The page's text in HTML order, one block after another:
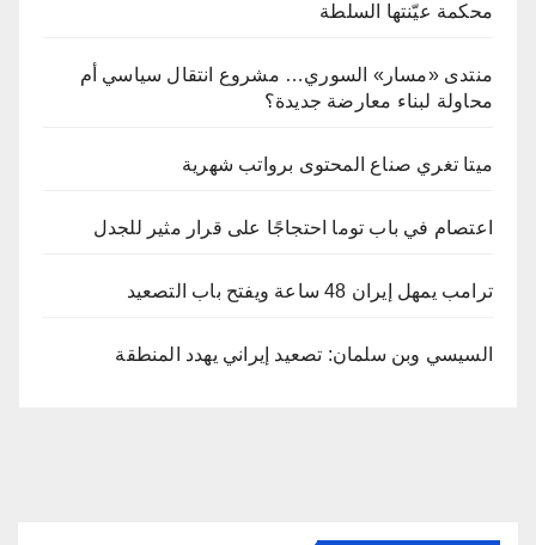
محكمة عيّنتها السلطة
منتدى «مسار» السوري… مشروع انتقال سياسي أم
محاولة لبناء معارضة جديدة؟
ميتا تغري صناع المحتوى برواتب شهرية
اعتصام في باب توما احتجاجًا على قرار مثير للجدل
ترامب يمهل إيران 48 ساعة ويفتح باب التصعيد
السيسي وبن سلمان: تصعيد إيراني يهدد المنطقة